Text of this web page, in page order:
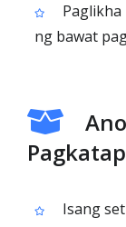
ng bawat
Isang